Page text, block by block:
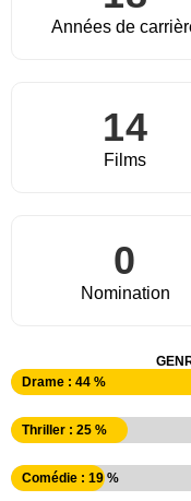
Années de
14
Films
0
Nomination
Drame : 44 %
Thriller : 25 %
Comédie : 19 %